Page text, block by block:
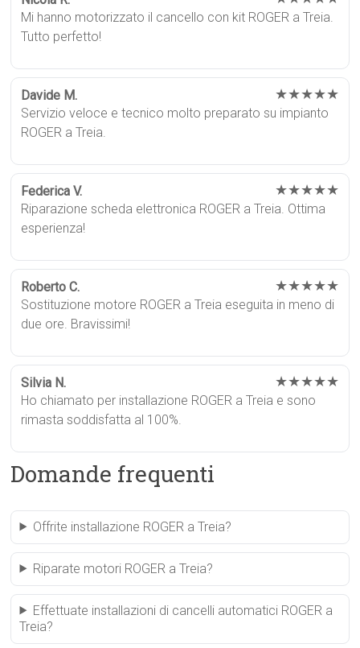
Mi hanno motorizzato il cancello con kit ROGER a Treia.
Tutto perfetto!
Davide M. ★★★★★
Servizio veloce e tecnico molto preparato su impianto
ROGER a Treia.
Federica V. ★★★★★
Riparazione scheda elettronica ROGER a Treia. Ottima
esperienza!
Roberto C. ★★★★★
Sostituzione motore ROGER a Treia eseguita in meno di
due ore. Bravissimi!
Silvia N. ★★★★★
Ho chiamato per installazione ROGER a Treia e sono
rimasta soddisfatta al 100%.
Domande frequenti
Offrite installazione ROGER a Treia?
Riparate motori ROGER a Treia?
Effettuate installazioni di cancelli automatici ROGER a
Treia?